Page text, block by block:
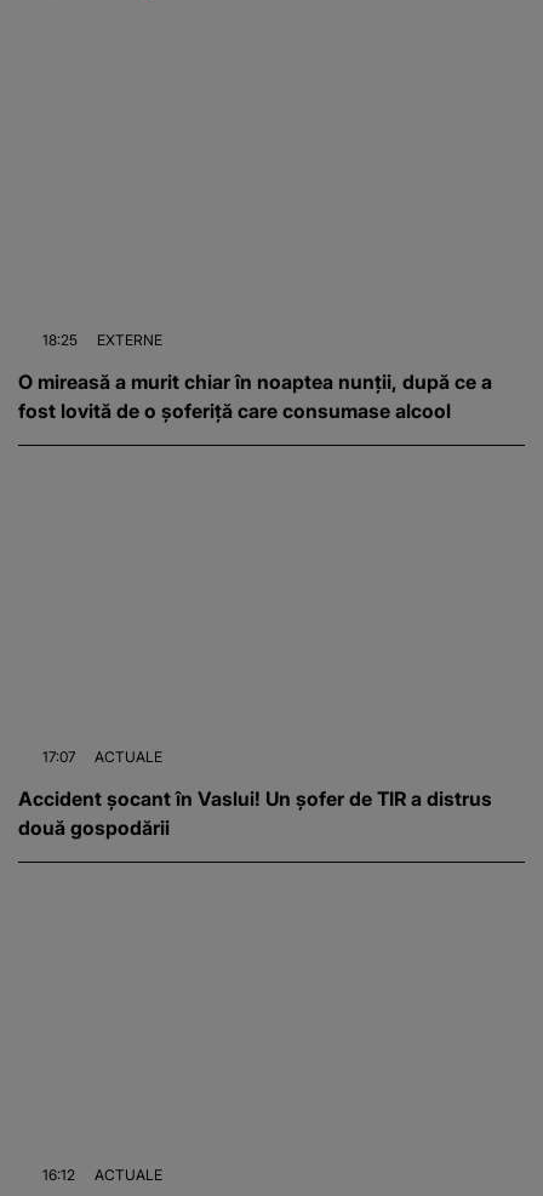
18:25 EXTERNE
O mireasă a murit chiar în noaptea nunții, după ce a
fost lovită de o șoferiță care consumase alcool
17:07 ACTUALE
Accident șocant în Vaslui! Un șofer de TIR a distrus
două gospodării
16:12 ACTUALE